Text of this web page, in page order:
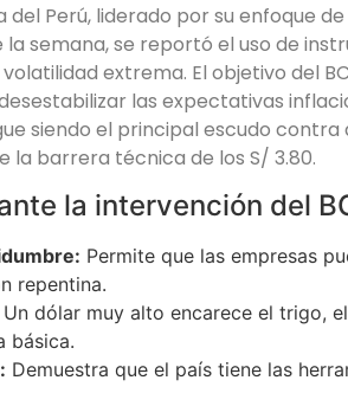
del Perú, liderado por su enfoque
semana, se reportó el uso de
extrema. El objetivo del
las expectativas
siendo el principal escudo
la barrera técnica de los S/ 3.80.
la intervención del
Permite que las empresas
repentina.
Un dólar muy alto encarece el trigo,
básica.
Demuestra que el país tiene las